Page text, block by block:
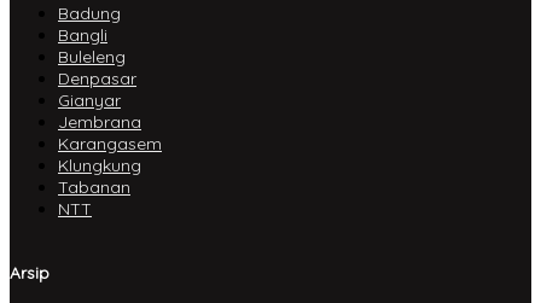
Badung
Bangli
Buleleng
Denpasar
Gianyar
Jembrana
Karangasem
Klungkung
Tabanan
NTT
Arsip